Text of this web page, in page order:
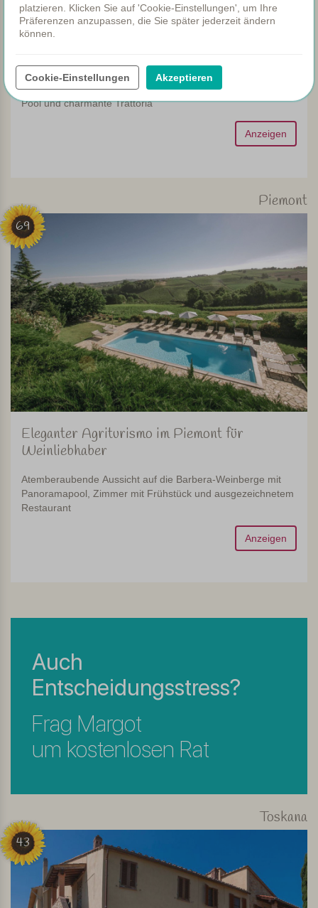
Kleiner Agriturismo mit Blick auf den Comer
See
Gemütliche, komfortable Zimmer mit Frühstück, schönes
Pool und charmante Trattoria
Anzeigen
Piemont
69
Eleganter Agriturismo im Piemont für
Weinliebhaber
Atemberaubende Aussicht auf die Barbera-Weinberge mit
Panoramapool, Zimmer mit Frühstück und ausgezeichnetem
Restaurant
Anzeigen
Auch
Entscheidungsstress?
Frag Margot
um kostenlosen Rat
Toskana
43
platzieren. Klicken Sie auf 'Cookie-Einstellungen', um Ihre
Präferenzen anzupassen, die Sie später jederzeit ändern
können.
Cookie-Einstellungen Akzeptieren